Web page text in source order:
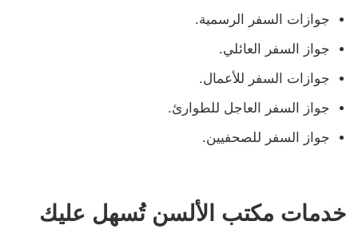
جوازات السفر الرسمية.
جواز السفر العائلي.
جوازات السفر للأعمال.
جواز السفر العاجل للطوارئ.
جواز السفر للصحفيين.
خدمات مكتب الألسن تُسهل عليك